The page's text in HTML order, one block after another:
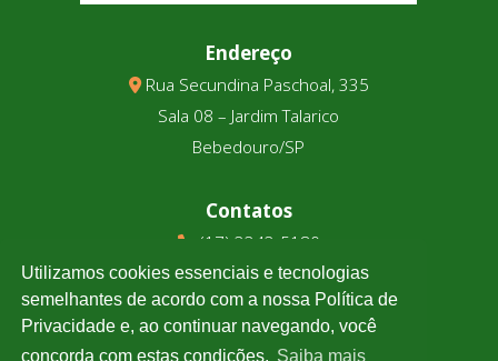
Endereço
Rua Secundina Paschoal, 335
Sala 08 – Jardim Talarico
Bebedouro/SP
Contatos
(17) 3343-5180
(17) 99123-9831
Cotação
Utilizamos cookies essenciais e tecnologias
semelhantes de acordo com a nossa Política de
Privacidade e, ao continuar navegando, você
concorda com estas condições. Saiba mais